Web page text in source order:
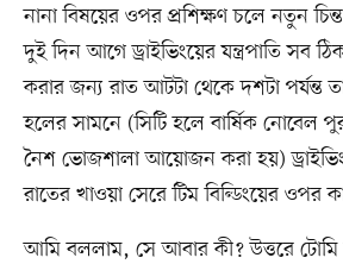
নানা বিষয়ের ওপর প্রশিক্ষণ চলে নতুন
দুই দিন আগে ড্রাইভিংয়ের যন্ত্রপাতি সব
করার জন্য রাত আটটা থেকে দশটা পর্যন্ত
হলের সামনে (সিটি হলে বার্ষিক নোবেল
নৈশ ভোজশালা আয়োজন করা হয়)
রাতের খাওয়া সেরে টিম বিল্ডিংয়ের ওপর
আমি বললাম, সে আবার কী? উত্তরে